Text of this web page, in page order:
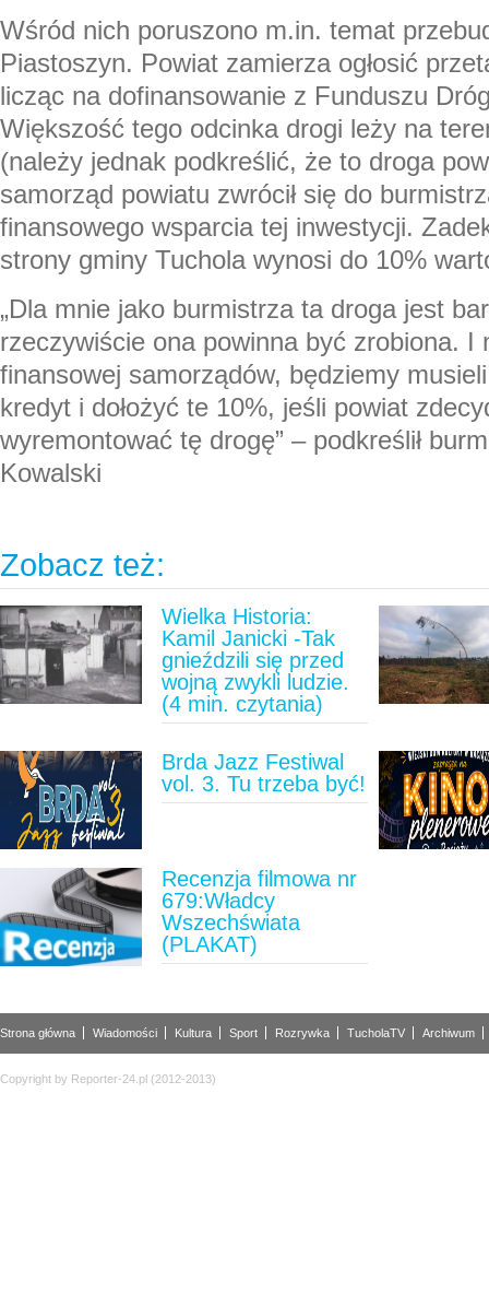
Wśród nich poruszono m.in. temat
Piastoszyn. Powiat zamierza ogłosić
licząc na dofinansowanie z Funduszu
Większość tego odcinka drogi leży na
(należy jednak podkreślić, że to droga
samorząd powiatu zwrócił się do
finansowego wsparcia tej inwestycji.
strony gminy Tuchola wynosi do 10%
„Dla mnie jako burmistrza ta droga jest
rzeczywiście ona powinna być zrobiona. I
finansowej samorządów, będziemy
kredyt i dołożyć te 10%, jeśli powiat
wyremontować tę drogę” – podkreślił
Kowalski
Zobacz też:
Wielka Historia:
Kamil Janicki -Tak
gnieździli się przed
wojną zwykli ludzie.
(4 min. czytania)
Brda Jazz Festiwal
vol. 3. Tu trzeba być!
Recenzja filmowa nr
679:Władcy
Wszechświata
(PLAKAT)
Strona główna Wiadomości Kultura Sport Rozrywka TucholaTV Archiwum
Copyright by Reporter-24.pl (2012-2013)